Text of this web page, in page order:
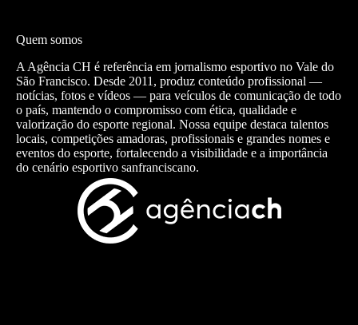
Quem somos
A Agência CH é referência em jornalismo esportivo no Vale do
São Francisco. Desde 2011, produz conteúdo profissional —
notícias, fotos e vídeos — para veículos de comunicação de todo
o país, mantendo o compromisso com ética, qualidade e
valorização do esporte regional. Nossa equipe destaca talentos
locais, competições amadoras, profissionais e grandes nomes e
eventos do esporte, fortalecendo a visibilidade e a importância
do cenário esportivo sanfranciscano.